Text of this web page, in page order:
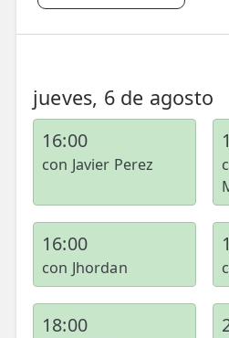
👩‍⚕️ Fisioterapeutas
💆‍♀️ Tratamientos
😓 Síntomas
📅 Pedir Cita
📰 Blog
🏢 Empresas
UBICACIONES
🔍 Buscador Clínicas
jueves, 6 de agosto
16:00
con Javier Perez
16:00
con Jhordan
18:00